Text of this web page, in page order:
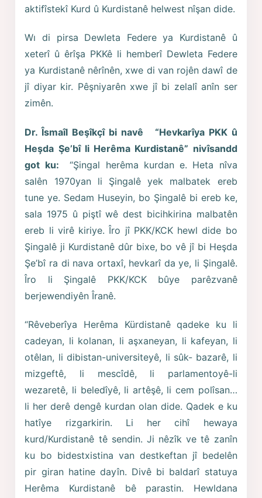
aktifîstekî Kurd û Kurdistanê helwest nîşan dide.
Wı di pirsa Dewleta Federe ya Kurdistanê û
xeterî û êrîşa PKKê li hemberî Dewleta Federe
ya Kurdistanê nêrînên, xwe di van rojên dawî de
jî diyar kir. Pêşniyarên xwe jî bi zelalî anîn ser
zimên.
Dr. Îsmaîl Beşîkçî bi navê “Hevkarîya PKK û
Heşda Şe’bî li Herêma Kurdistanê” nivîsandd
got ku: “Şingal herêma kurdan e. Heta nîva
salên 1970yan li Şingalê yek malbatek ereb
tune ye. Sedam Huseyin, bo Şingalê bi ereb ke,
sala 1975 û piştî wê dest bicihkirina malbatên
ereb li virê kiriye. Îro jî PKK/KCK hewl dide bo
Şingalê ji Kurdistanê dûr bixe, bo vê jî bi Heşda
Şe’bî ra di nava ortaxî, hevkarî da ye, li Şingalê.
Îro li Şingalê PKK/KCK bûye parêzvanê
berjewendiyên Îranê.
“Rêveberîya Herêma Kürdistanê qadeke ku li
cadeyan, li kolanan, li aşxaneyan, li kafeyan, li
otêlan, li dibistan-universiteyê, li sûk- bazarê, li
mizgeftê, li mescîdê, li parlamentoyê-li
wezaretê, li beledîyê, li artêşê, li cem polîsan…
li her derê dengê kurdan olan dide. Qadek e ku
hatîye rizgarkirin. Li her cihî hewaya
kurd/Kurdistanê tê sendin. Ji nêzîk ve tê zanîn
ku bo bidestxistina van destkeftan jî bedelên
pir giran hatine dayîn. Divê bi baldarî statuya
Herêma Kurdistanê bê parastin. Hewldana